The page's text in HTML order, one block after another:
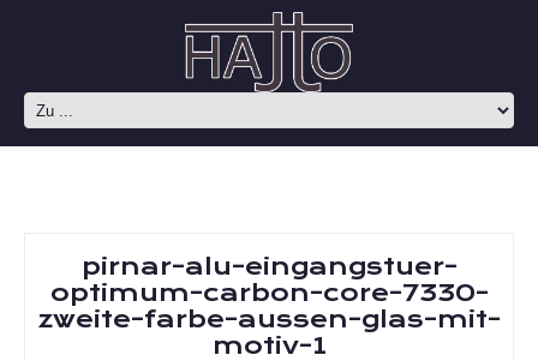
pirnar-alu-eingangstuer-
optimum-carbon-core-7330-
zweite-farbe-aussen-glas-mit-
motiv-1